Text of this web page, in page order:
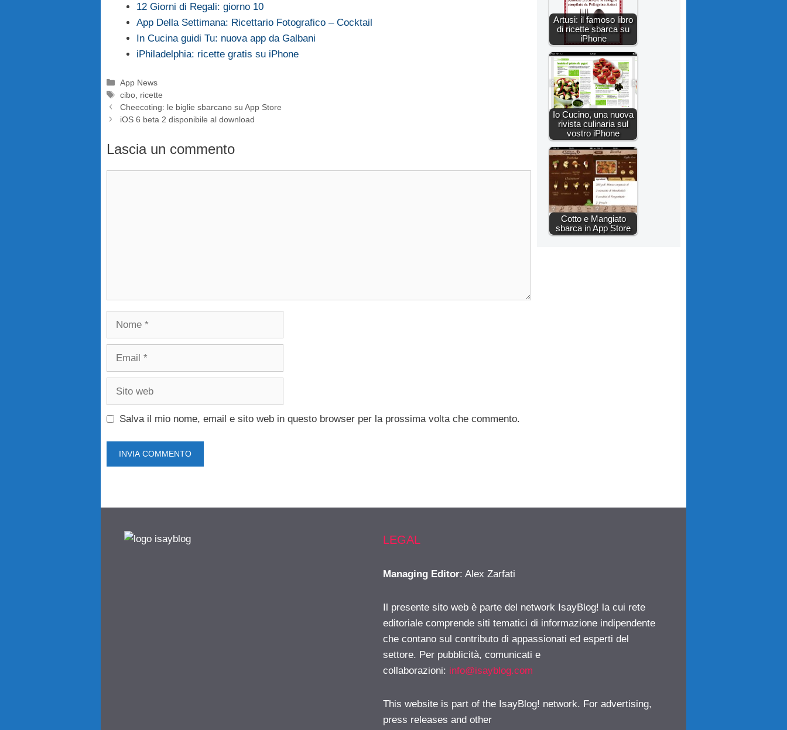
12 Giorni di Regali: giorno 10
App Della Settimana: Ricettario Fotografico – Cocktail
In Cucina guidi Tu: nuova app da Galbani
iPhiladelphia: ricette gratis su iPhone
Categorie
App News
Tag
cibo ricette
Cheecoting: le biglie sbarcano su App Store
iOS 6 beta 2 disponibile al download
Lascia un commento
Salva il mio nome, email e sito web in questo browser per la prossima volta che commento.
Artusi: il famoso libro
di ricette sbarca su
iPhone
Io Cucino, una nuova
rivista culinaria sul
vostro iPhone
Cotto e Mangiato
sbarca in App Store
LEGAL
Managing Editor: Alex Zarfati
Il presente sito web è parte del network IsayBlog! la cui rete
editoriale comprende siti tematici di informazione indipendente
che contano sul contributo di appassionati ed esperti del
settore. Per pubblicità, comunicati e
collaborazioni: info@isayblog.com
This website is part of the IsayBlog! network. For advertising,
press releases and other